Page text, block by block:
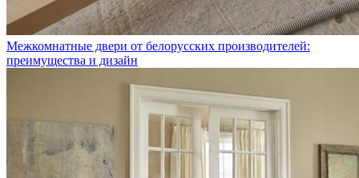
Межкомнатные двери от белорусских производителей:
преимущества и дизайн